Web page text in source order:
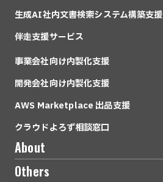
生成AI社内文書検索システム構築支援
伴走支援サービス
事業会社向け内製化支援
開発会社向け内製化支援
AWS Marketplace 出品支援
クラウドよろず相談窓口
About
Others